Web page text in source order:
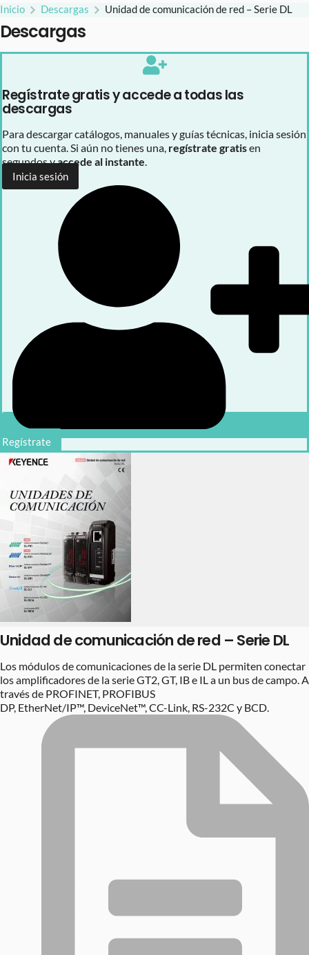
Inicio Descargas Unidad de comunicación de red – Serie DL
Descargas
Regístrate gratis y accede a todas las
descargas
Para descargar catálogos, manuales y guías técnicas, inicia sesión
con tu cuenta. Si aún no tienes una, regístrate gratisen
segundos yaccede al instante.
Inicia sesión
Regístrate
Unidad de comunicación de red – Serie DL
Los módulos de comunicaciones de la serie DL permiten conectar
los amplificadores de la serie GT2, GT, IB e IL a un bus de campo. A
través de PROFINET, PROFIBUS
DP, EtherNet/IP™, DeviceNet™, CC-Link, RS-232C y BCD.